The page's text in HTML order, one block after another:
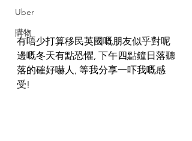
Uber
購物
有唔少打算移民英國嘅朋友似乎對呢
邊嘅冬天有點恐懼, 下午四點鐘日落聽
落的確好嚇人, 等我分享一吓我嘅感
受!